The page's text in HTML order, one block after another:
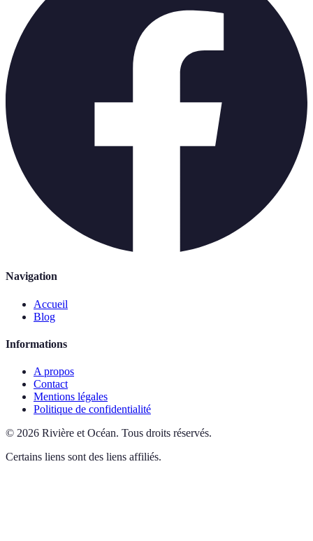
Navigation
Accueil
Blog
Informations
A propos
Contact
Mentions légales
Politique de confidentialité
© 2026 Rivière et Océan. Tous droits réservés.
Certains liens sont des liens affiliés.